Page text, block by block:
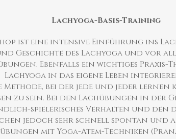
Lachyoga-Basis-Training
ist eine intensive Einführung ins
Geschichte des Lachyoga und vor
Ebenfalls ein wichtiges Praxis-
Lachyoga in das eigene Leben
bei der jede und jeder lernen
zu sein. Bei den Lachübungen in
spielerisches Verhalten und den
jedoch sehr schnell spontan und
mit Yoga-Atem-Techniken